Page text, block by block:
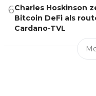
6Charles Hoskinson
Bitcoin DeFi als
Cardano-TVL